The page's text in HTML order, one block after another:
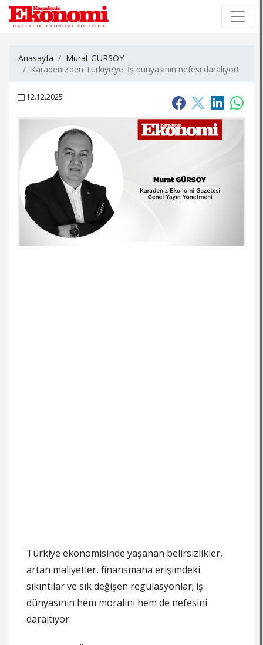
Anasayfa
Murat GÜRSOY
Karadeniz’den Türkiye’ye: İş dünyasının nefesi daralıyor!
12.12.2025
Türkiye ekonomisinde yaşanan belirsizlikler,
artan maliyetler, finansmana erişimdeki
sıkıntılar ve sık değişen regülasyonlar; iş
dünyasının hem moralini hem de nefesini
daraltıyor.
×
×